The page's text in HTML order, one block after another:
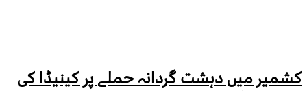
کشمیر میں دہشت گردانہ حملے پر کینیڈا کی